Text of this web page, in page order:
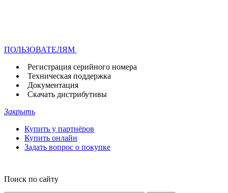
ПОЛЬЗОВАТЕЛЯМ
Регистрация серийного номера
Техническая поддержка
Документация
Скачать дистрибутивы
Закрыть
Купить у партнёров
Купить онлайн
Задать вопрос о покупке
Поиск по сайту